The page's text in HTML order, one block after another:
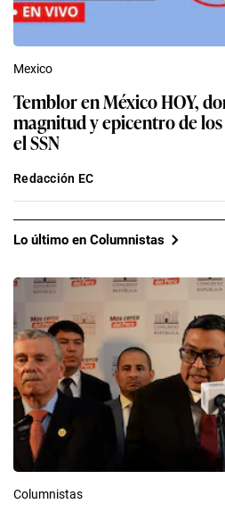
Mexico
Temblor en México HOY,
magnitud y epicentro de
el SSN
Redacción EC
Lo último en Columnistas
Columnistas